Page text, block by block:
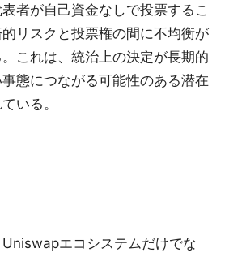
者が自己資金なしで投票するこ
リスクと投票権の間に不均衡が
これは、統治上の決定が長期的
態につながる可能性のある潜在
いる。
エコシステムだけでな